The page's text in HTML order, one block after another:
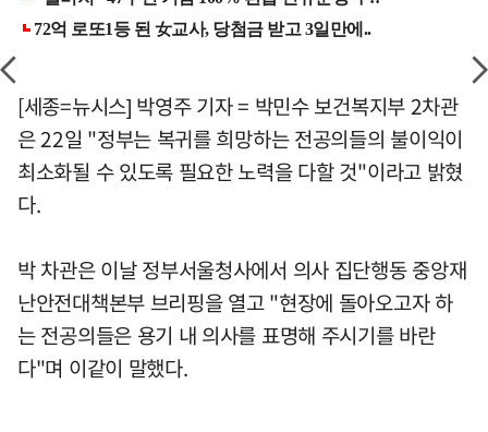
[세종=뉴시스] 박영주 기자 = 박민수 보건복지부 2차관
은 22일 "정부는 복귀를 희망하는 전공의들의 불이익이
최소화될 수 있도록 필요한 노력을 다할 것"이라고 밝혔
다.
박 차관은 이날 정부서울청사에서 의사 집단행동 중앙재
난안전대책본부 브리핑을 열고 "현장에 돌아오고자 하
는 전공의들은 용기 내 의사를 표명해 주시기를 바란
다"며 이같이 말했다.